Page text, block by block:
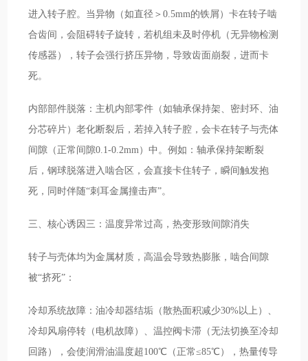
进入转子腔。当异物（如直径＞0.5mm的铁屑）卡在转子啮
合齿间，会阻碍转子旋转，若机组未及时停机（无异物检测
传感器），转子会强行挤压异物，导致齿面崩裂，进而卡
死。
内部部件脱落：主机内部零件（如轴承保持架、密封环、油
分芯碎片）老化断裂后，若掉入转子腔，会卡在转子与壳体
间隙（正常间隙0.1-0.2mm）中。例如：轴承保持架断裂
后，钢球脱落进入啮合区，会直接卡住转子，瞬间触发抱
死，同时伴随“刺耳金属撞击声”。
三、核心诱因三：温度异常过高，热变形致间隙消失
转子与壳体均为金属材质，高温会导致热膨胀，啮合间隙
被“挤死”：
冷却系统故障：油冷却器结垢（散热面积减少30%以上）、
冷却风扇停转（电机故障）、温控阀卡滞（无法切换至冷却
回路），会使润滑油温度超100℃（正常≤85℃），热量传导